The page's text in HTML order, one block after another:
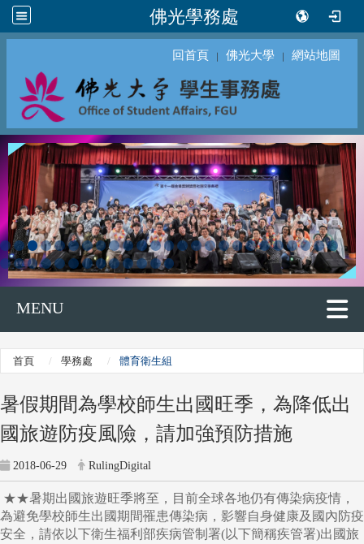
佛光學務處
回首頁 ｜ 佛光大學 ｜ 網站地圖
MENU
首頁 學務處 體育衛生組
暑假期間為學校師生出國旺季，為降低出
國旅遊防疫風險，請加強預防措施
2018-06-29 RulingDigital
★★暑期出國旅遊旺季將至，目前全球各地仍有傳染病疫情，
為避免學校師生出國期間罹患傳染病，影響自身健康及國內防疫
安全，請依以下衛生福利部疾病管制署(以下簡稱疾管署)出國旅